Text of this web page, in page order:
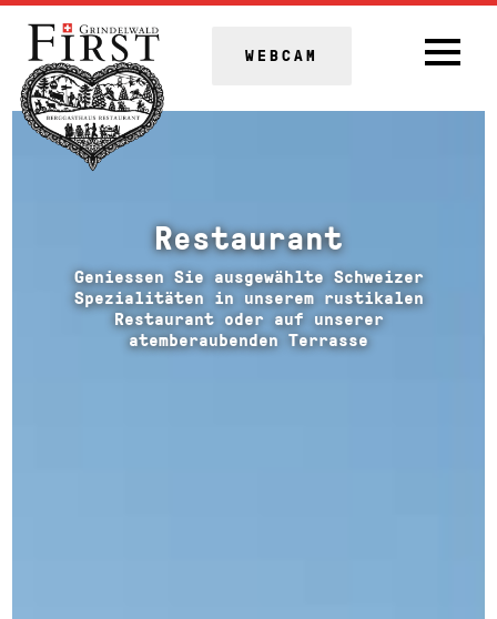
WEBCAM
Restaurant
Geniessen Sie ausgewählte Schweizer
Spezialitäten in unserem rustikalen
Restaurant oder auf unserer
atemberaubenden Terrasse